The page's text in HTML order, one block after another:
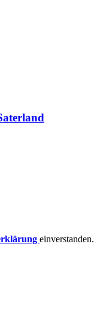
einverstanden.